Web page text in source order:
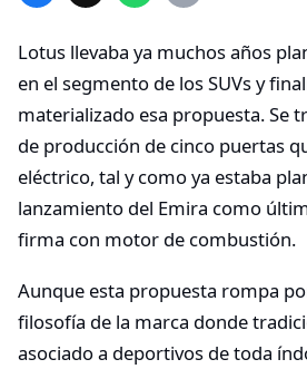
Lotus llevaba ya muchos años
en el segmento de los SUVs y
materializado esa propuesta. Se
de producción de cinco puertas
eléctrico, tal y como ya estaba
lanzamiento del Emira como
firma con motor de combustión.
Aunque esta propuesta rompa
filosofía de la marca donde
asociado a deportivos de toda